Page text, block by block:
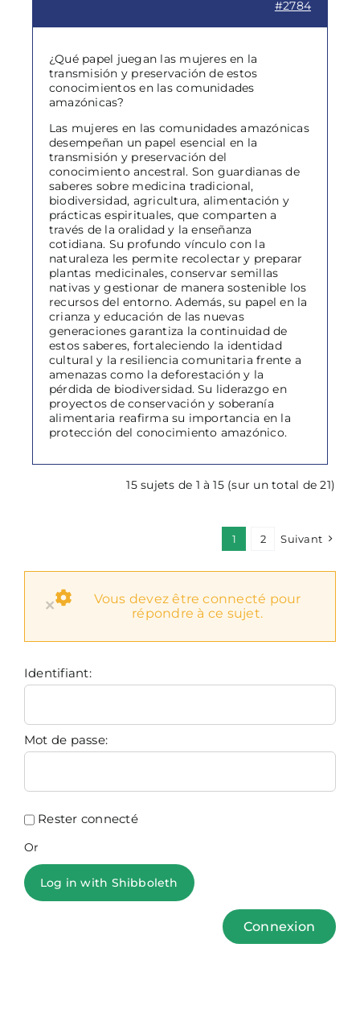
#2784
¿Qué papel juegan las mujeres en la
transmisión y preservación de estos
conocimientos en las comunidades
amazónicas?
Las mujeres en las comunidades amazónicas
desempeñan un papel esencial en la
transmisión y preservación del
conocimiento ancestral. Son guardianas de
saberes sobre medicina tradicional,
biodiversidad, agricultura, alimentación y
prácticas espirituales, que comparten a
través de la oralidad y la enseñanza
cotidiana. Su profundo vínculo con la
naturaleza les permite recolectar y preparar
plantas medicinales, conservar semillas
nativas y gestionar de manera sostenible los
recursos del entorno. Además, su papel en la
crianza y educación de las nuevas
generaciones garantiza la continuidad de
estos saberes, fortaleciendo la identidad
cultural y la resiliencia comunitaria frente a
amenazas como la deforestación y la
pérdida de biodiversidad. Su liderazgo en
proyectos de conservación y soberanía
alimentaria reafirma su importancia en la
protección del conocimiento amazónico.
15 sujets de 1 à 15 (sur un total de 21)
1 2 Suivant
×
Vous devez être connecté pour
répondre à ce sujet.
Identifiant:
Mot de passe:
Rester connecté
Or
Log in with Shibboleth
Connexion